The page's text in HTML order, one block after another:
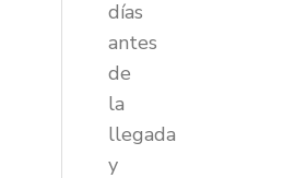
días
antes
de
la
llegada
y